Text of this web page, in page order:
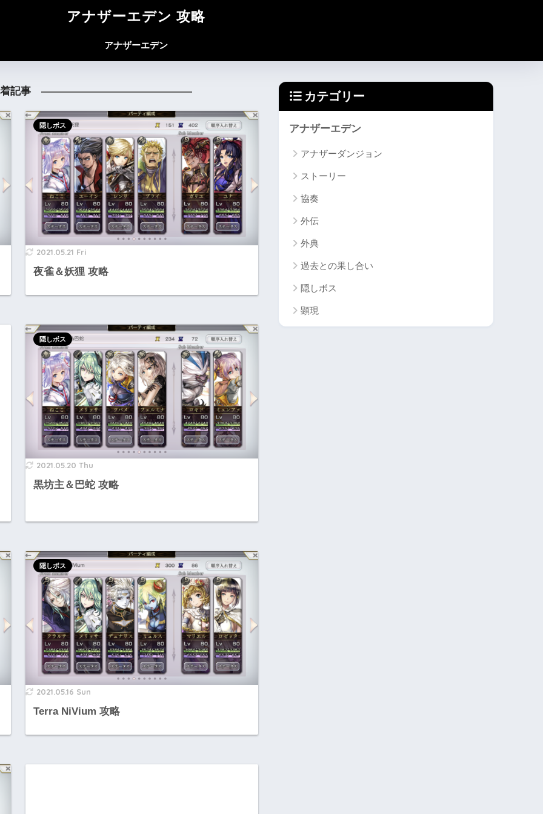
アナザーエデン 攻略
アナザーエデン
記事
2021.05.21 Fri
夜雀＆妖狸 攻略
隠しボス
2021.05.20 Thu
黒坊主＆巴蛇 攻略
隠しボス
2021.05.16 Sun
Terra NiVium 攻略
隠しボス
カテゴリー
アナザーエデン
アナザーダンジョン
ストーリー
協奏
外伝
外典
過去との果し合い
隠しボス
顕現